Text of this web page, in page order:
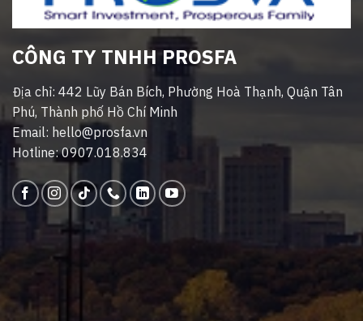
CÔNG TY TNHH PROSFA
Địa chỉ: 442 Lũy Bán Bích, Phường Hoà Thạnh, Quận Tân
Phú, Thành phố Hồ Chí Minh
Email: hello@prosfa.vn
Hotline: 0907.018.834